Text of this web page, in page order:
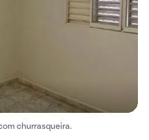
churrasqueira.